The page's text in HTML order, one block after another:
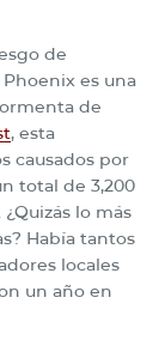
de
es una
de
, esta
causados por
total de 3,200
lo más
Había tantos
locales
un año en